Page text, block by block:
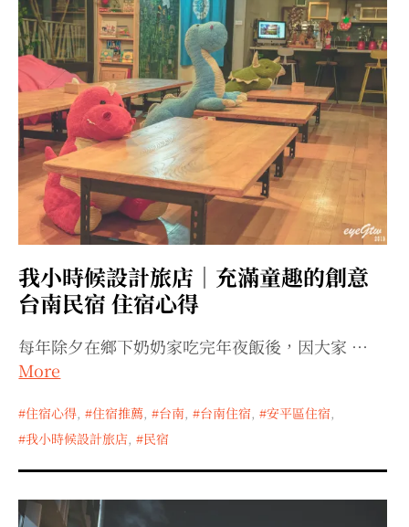
child
menu
child
menu
child
menu
child
menu
child
menu
child
法國旅遊 child
menu
child
menu
child
menu
child
國內旅遊 child
menu
child
menu
child
child
child
menu
child
menu
child
menu
child
menu
child
menu
child
menu
child
menu
child
menu
child
menu
child
menu
店家邀約 child
menu
聯絡我
我小時候設計旅店｜充滿童趣的創意
台南民宿 住宿心得
每年除夕在鄉下奶奶家吃完年夜飯後，因大家 …
More
住宿心得, 住宿推薦, 台南, 台南住宿, 安平區住宿,
我小時候設計旅店, 民宿